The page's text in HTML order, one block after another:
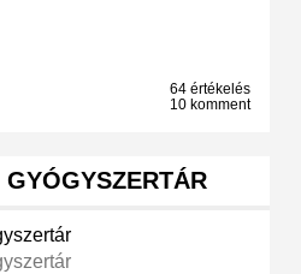
64 értékelés
10 komment